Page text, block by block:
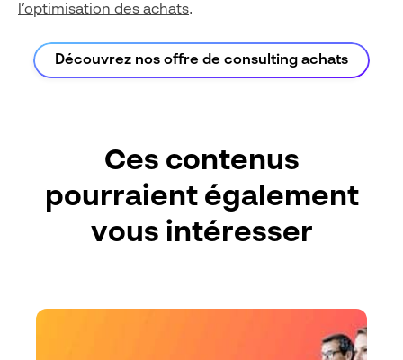
l’optimisation des achats.
Découvrez nos offre de consulting achats
Ces contenus
pourraient également
vous intéresser